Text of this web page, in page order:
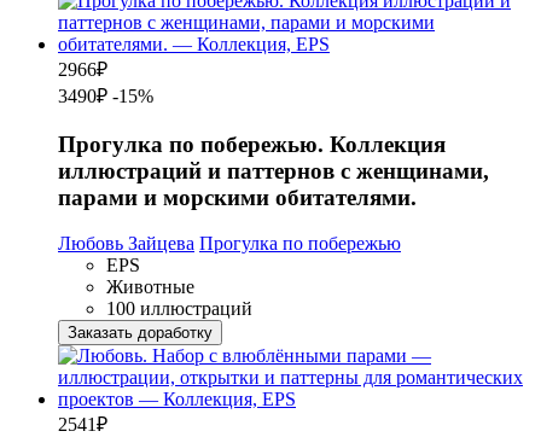
2966₽
3490₽ -15%
Прогулка по побережью. Коллекция
иллюстраций и паттернов с женщинами,
парами и морскими обитателями.
Любовь Зайцева Прогулка по побережью
EPS
Животные
100 иллюстраций
Заказать доработку
2541₽